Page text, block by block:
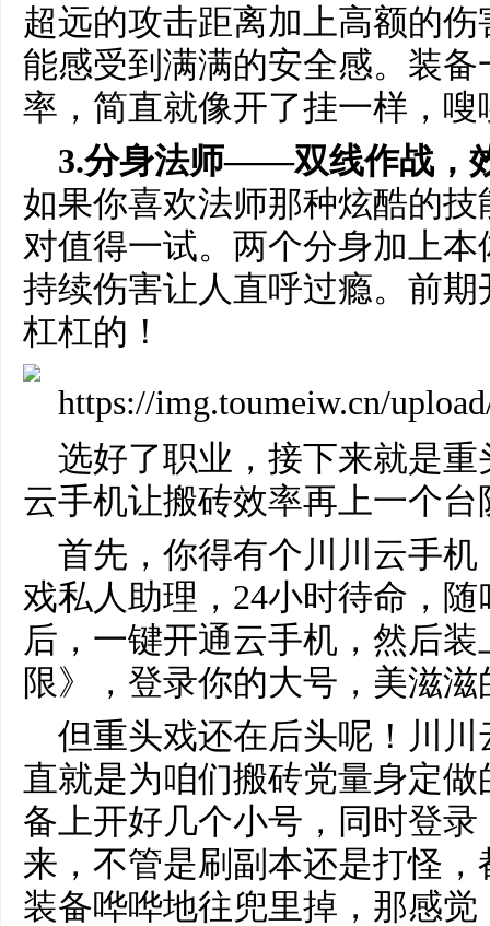
超远的攻击距离加上高额的
能感受到满满的安全感。装
率，简直就像开了挂一样，嗖
3.分身法师——双线作战，
如果你喜欢法师那种炫酷的
对值得一试。两个分身加上
持续伤害让人直呼过瘾。前
杠杠的！
选好了职业，接下来就是
云手机让搬砖效率再上一个台
首先，你得有个川川云手
戏私人助理，24小时待命，
后，一键开通云手机，然后
限》，登录你的大号，美滋滋
但重头戏还在后头呢！川
直就是为咱们搬砖党量身定
备上开好几个小号，同时登
来，不管是刷副本还是打怪
装备哗哗地往兜里掉，那感觉